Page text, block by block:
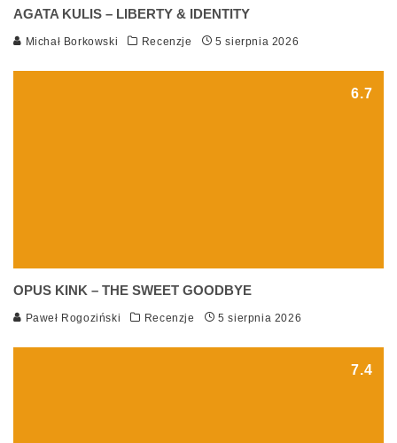
AGATA KULIS – LIBERTY & IDENTITY
Michał Borkowski Recenzje 5 sierpnia 2026
6.7
OPUS KINK – THE SWEET GOODBYE
Paweł Rogoziński Recenzje 5 sierpnia 2026
7.4